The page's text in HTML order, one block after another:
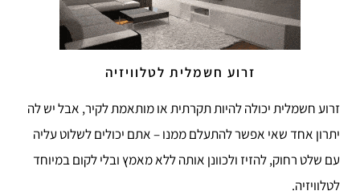
זרוע חשמלית לטלוויזיה
זרוע חשמלית יכולה להיות תקרתית או מותאמת לקיר, אבל יש לה
יתרון אחד שאי אפשר להתעלם ממנו – אתם יכולים לשלוט עליה
עם שלט רחוק, להזיז ולכוונן אותה ללא מאמץ ובלי לקום במיוחד
לטלוויזיה.